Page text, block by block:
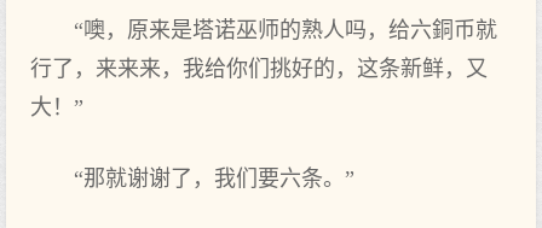
“噢，原来是塔诺巫师的熟人吗，给六銅币就
行了，来来来，我给你们‌挑好的，这条新鲜，又
大！”
“那就谢谢了，我们‌要‌六条。”